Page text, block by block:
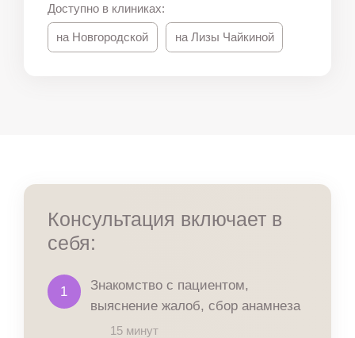
Доступно в клиниках:
на Новгородской на Лизы Чайкиной
Консультация включает в
cебя:
1
Знакомство с пациентом,
выяснение жалоб, сбор анамнеза
15 минут